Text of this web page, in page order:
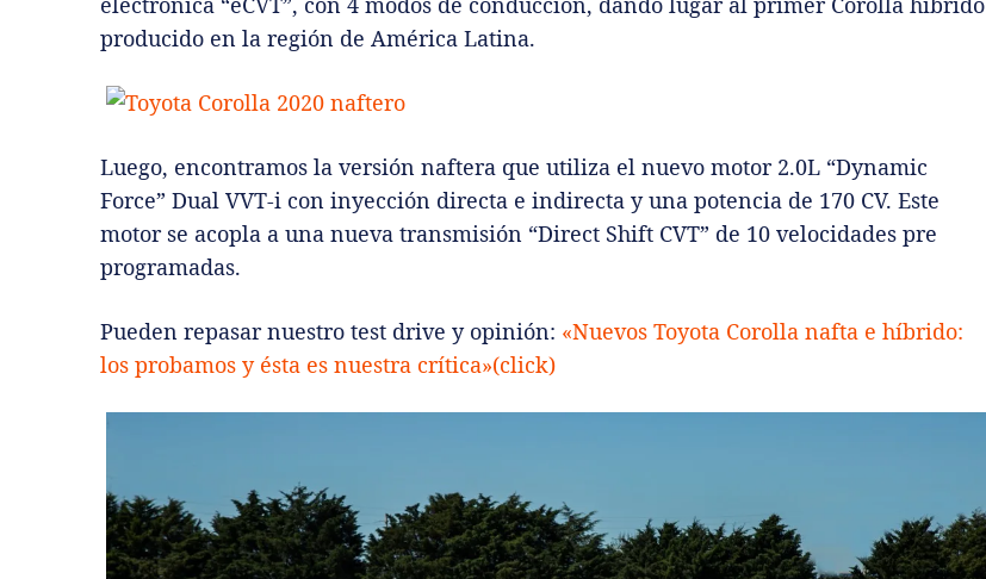
producido en la región de América Latina.
Luego, encontramos la versión naftera que utiliza el nuevo motor 2.0L “Dynamic
Force” Dual VVT-i con inyección directa e indirecta y una potencia de 170 CV. Este
motor se acopla a una nueva transmisión “Direct Shift CVT” de 10 velocidades pre
programadas.
Pueden repasar nuestro test drive y opinión: «Nuevos Toyota Corolla nafta e híbrido:
los probamos y ésta es nuestra crítica»(click)